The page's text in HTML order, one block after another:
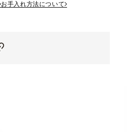
お手入れ方法について